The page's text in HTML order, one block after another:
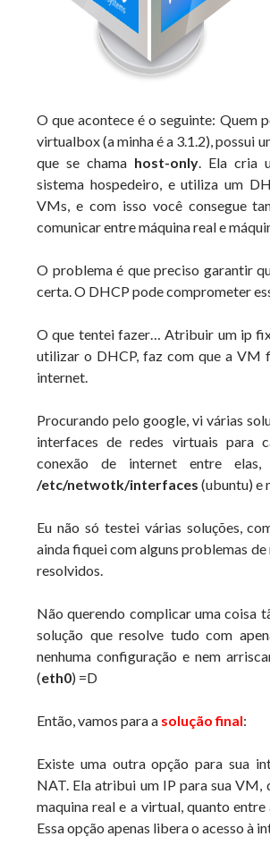
O que acontece é o seguinte: Quem
virtualbox (a minha é a 3.1.2), possui
que se chama host-only. Ela cria
sistema hospedeiro, e utiliza um
VMs, e com isso você consegue
comunicar entre máquina real e
O problema é que preciso garantir
certa. O DHCP pode comprometer
O que tentei fazer… Atribuir um ip
utilizar o DHCP, faz com que a VM
internet.
Procurando pelo google, vi várias
interfaces de redes virtuais para
conexão de internet entre
/etc/netwotk/interfaces (ubuntu) e
Eu não só testei várias soluções,
ainda fiquei com alguns problemas
resolvidos.
Não querendo complicar uma coisa
solução que resolve tudo com
nenhuma configuração e nem
(eth0) =D
Então, vamos para a solução final:
Existe uma outra opção para sua
NAT. Ela atribui um IP para sua VM,
maquina real e a virtual, quanto
Essa opção apenas libera o acesso à